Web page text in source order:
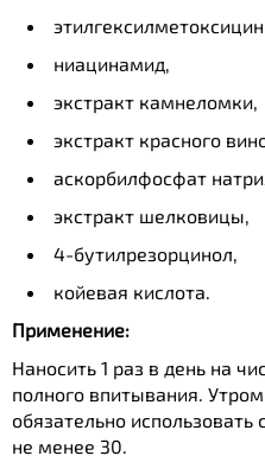
ниацинамид,
экстракт камнеломки,
экстракт красного
аскорбилфосфат
экстракт шелковицы,
4-бутилрезорцинол,
койевая кислота.
Применение:
Наносить 1 раз в день на
полного впитывания.
обязательно
не менее 30.